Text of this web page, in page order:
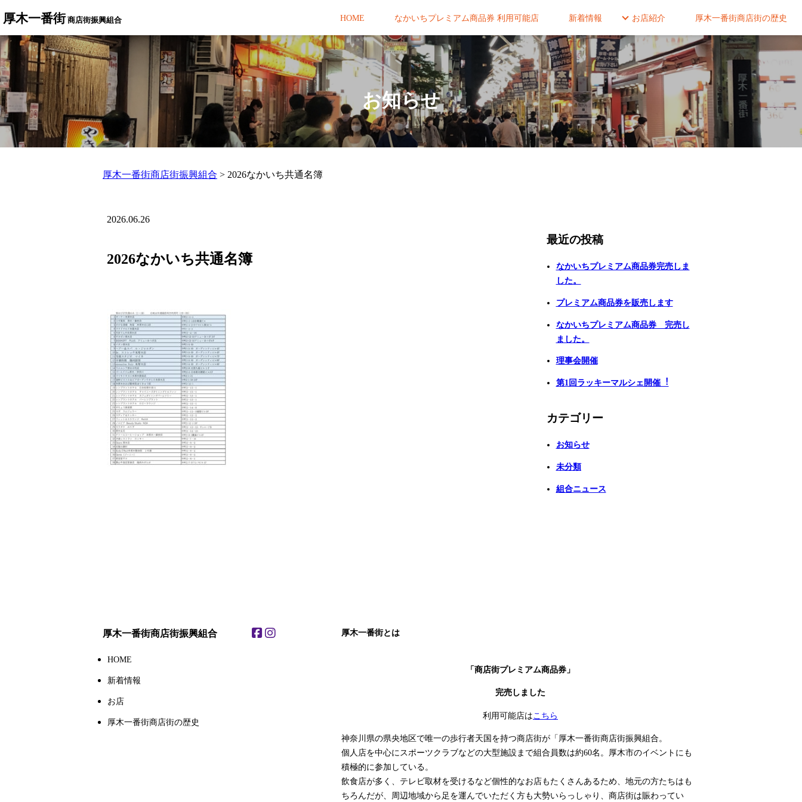
厚木一番街 商店街振興組合 HOME なかいちプレミアム商品券 利用可能店 新着情報 お店紹介 厚木一番街商店街の歴史
お知らせ
厚木一番街商店街振興組合 > 2026なかいち共通名簿
2026.06.26
2026なかいち共通名簿
最近の投稿
なかいちプレミアム商品券完売しま
した。
プレミアム商品券を販売します
なかいちプレミアム商品券 完売し
ました。
理事会開催
第1回ラッキーマルシェ開催︕
カテゴリー
お知らせ
未分類
組合ニュース
厚木一番街商店街振興組合
HOME
新着情報
お店
厚木一番街商店街の歴史
厚木一番街とは
「商店街プレミアム商品券」
完売しました
利用可能店はこちら
神奈川県の県央地区で唯一の歩行者天国を持つ商店街が「厚木一番街商店街振興組合。
個人店を中心にスポーツクラブなどの大型施設まで組合員数は約60名。厚木市のイベントにも
積極的に参加している。
飲食店が多く、テレビ取材を受けるなど個性的なお店もたくさんあるため、地元の方たちはも
ちろんだが、周辺地域から足を運んでいただく方も大勢いらっしゃり、商店街は賑わってい